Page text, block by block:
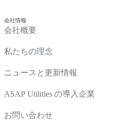
会社情報
会社概要
私たちの理念
ニュースと更新情報
ASAP Utilities の導入企業
お問い合わせ